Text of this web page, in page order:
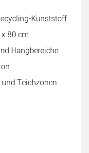
Kunststoff
80 cm
Hangbereiche
Teichzonen